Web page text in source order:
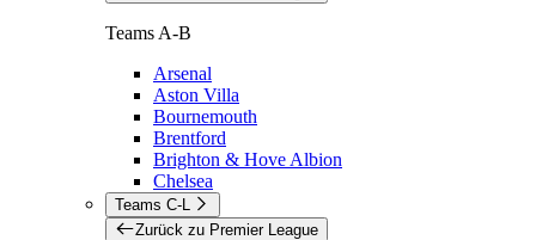
Teams A-B
Arsenal
Aston Villa
Bournemouth
Brentford
Brighton & Hove Albion
Chelsea
Teams C-L
Zurück zu Premier League